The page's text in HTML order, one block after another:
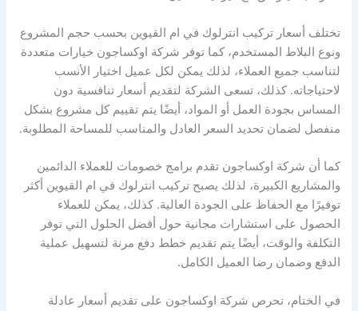
تختلف أسعار تركيب انترلوك في ام القيوين بحسب حجم المشروع
ونوع البلاط المستخدم، كما توفر شركة اوكساجون خيارات متعددة
لتناسب جميع العملاء، لذلك يمكن لكل عميل اختيار الأنسب
لاحتياجاته. كذلك، تسعى الشركة لتقديم أسعار تنافسية دون
المساس بجودة العمل أو المواد، أيضًا يتم تقييم كل مشروع بشكل
منفصل لضمان تحديد السعر العادل والمناسب للمساحة المطلوبة.
كما أن شركة اوكساجون تقدم برامج خصومات للعملاء الدائمين
والمشاريع الكبيرة، لذلك يصبح تركيب انترلوك في ام القيوين أكثر
توفيرًا مع الحفاظ على الجودة العالية. كذلك، يمكن للعملاء
الحصول على استشارات مجانية حول أفضل الحلول التي توفر
التكلفة والوقت، أيضًا يتم تقديم خطط دفع مرنة لتسهيل عملية
الدفع وضمان رضا العميل الكامل.
في الختام، تحرص شركة اوكساجون على تقديم أسعار عادلة